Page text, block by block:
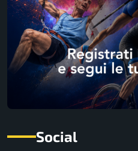
Social